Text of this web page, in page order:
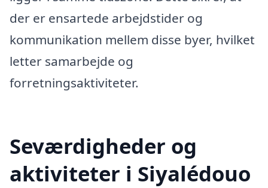
der er ensartede arbejdstider og
kommunikation mellem disse byer, hvilket
letter samarbejde og
forretningsaktiviteter.
Seværdigheder og
aktiviteter i Siyalédouo